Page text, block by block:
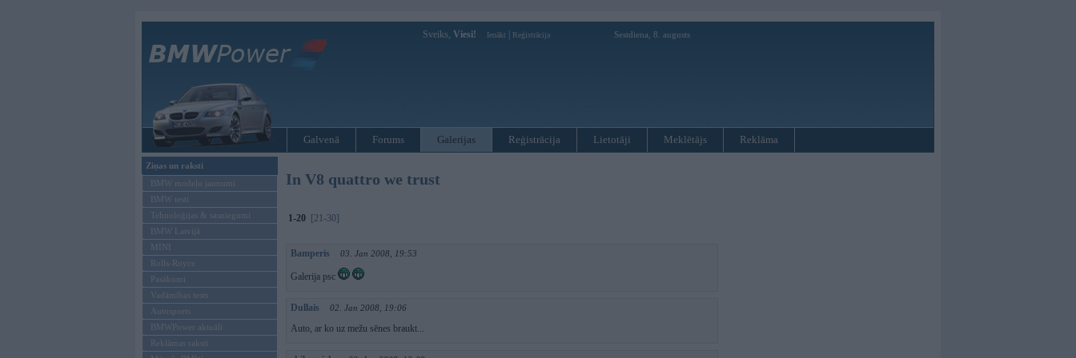
Sveiks, Viesi! Ienākt Reģistrācija Sestdiena, 8. augusts
Galvenā Forums Galerijas Reģistrācija Lietotāji Meklētājs Reklāma
Ziņas un raksti
BMW modeļu jaunumi
BMW testi
Tehnoloģijas & sasniegumi
BMW Latvijā
MINI
Rolls-Royce
Pasākumi
Vadāmības tests
Autosports
BMWPower aktuāli
Reklāmas raksti
In V8 quattro we trust
1-20 [21-30]
Bamperis 03. Jan 2008, 19:53
Galerija psc
Dullais 02. Jan 2008, 19:06
Auto, ar ko uz mežu sēnes braukt...